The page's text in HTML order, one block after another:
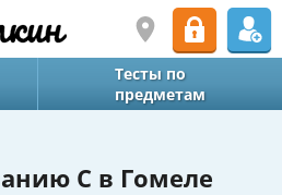
Тесты по
предметам
C в Гомеле